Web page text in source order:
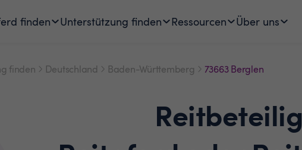
finden Unterstützung finden Ressourcen Über uns
finden Deutschland Baden-Württemberg 73663 Berglen